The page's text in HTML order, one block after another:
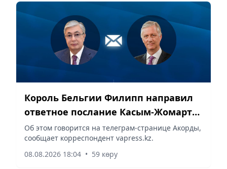
Король Бельгии Филипп направил
ответное послание Касым-Жомарту
Токаеву
Об этом говорится на телеграм-странице Акорды,
сообщает корреспондент vapress.kz.
08.08.2026 18:04 • 59 көру